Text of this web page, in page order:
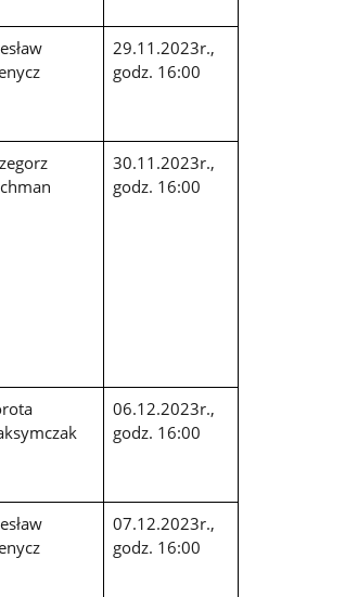
29.11.2023r.,
godz. 16:00
30.11.2023r.,
godz. 16:00
06.12.2023r.,
godz. 16:00
07.12.2023r.,
godz. 16:00